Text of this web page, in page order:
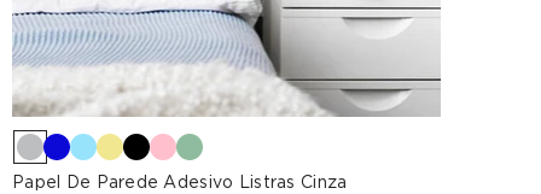
Papel De Parede Adesivo Listras Cinza